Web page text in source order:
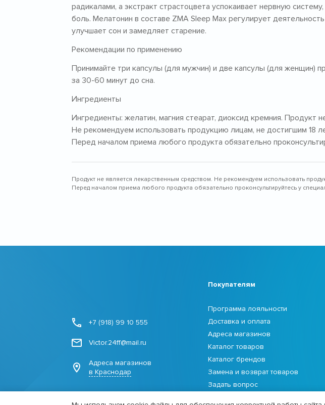
радикалами, а экстракт страстоцвета успокаивает нервную
боль. Мелатонин в составе ZMA Sleep Max регулирует
улучшает сон и замедляет старение.
Рекомендации по применению
Принимайте три капсулы (для мужчин) и две капсулы (для женщин)
за 30-60 минут до сна.
Ингредиенты
Ингредиенты: желатин, магния стеарат, диоксид кремния. Продукт
Не рекомендуем использовать продукцию лицам, не достигшим 18
Перед началом приема любого продукта обязательно
Продукт не является лекарственным средством. Не рекомендуем использовать
Перед началом приема любого продукта обязательно проконсультируйтесь у
+7 (918) 99 10 555
Victor.24ff@mail.ru
Адреса магазинов
в Краснодар
Покупателям
Программа лояльности
Доставка и оплата
Адреса магазинов
Каталог товаров
Каталог брендов
Замена и возврат товаров
Задать вопрос